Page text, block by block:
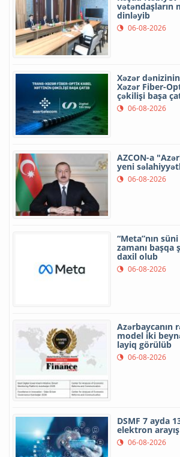
vətəndaşların
dinləyib
06-08-2026
Xəzər
Xəzər Fiber-
çəkilişi başa
06-08-2026
AZCON-a
yeni
06-08-2026
“Meta”nın
zamanı
daxil olub
06-08-2026
Azərbaycanın
model iki
layiq görülüb
06-08-2026
DSMF 7 ayda
elektron
06-08-2026